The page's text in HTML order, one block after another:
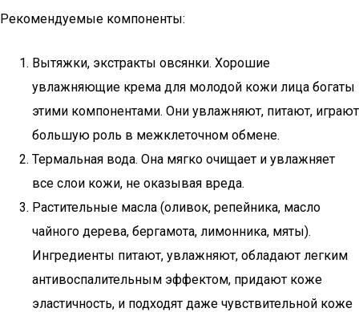
Рекомендуемые компоненты:
Вытяжки, экстракты овсянки. Хорошие
увлажняющие крема для молодой кожи лица богаты
этими компонентами. Они увлажняют, питают, играют
большую роль в межклеточном обмене.
Термальная вода. Она мягко очищает и увлажняет
все слои кожи, не оказывая вреда.
Растительные масла (оливок, репейника, масло
чайного дерева, бергамота, лимонника, мяты).
Ингредиенты питают, увлажняют, обладают легким
антивоспалительным эффектом, придают коже
эластичность, и подходят даже чувствительной коже